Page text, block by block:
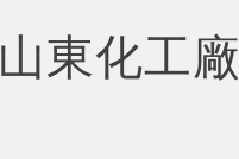
山東化工廠